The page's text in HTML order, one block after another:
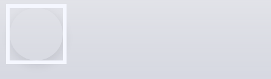
ЯРКОЙ, ЗАПОМИНАЮЩЕЙСЯ,